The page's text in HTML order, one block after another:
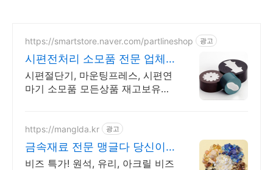
https://smartstore.naver.com/partlineshop 광고
시편전처리 소모품 전문 업체
파트라인!
시편절단기, 마운팅프레스, 시편연
마기 소모품 모든상품 재고보유로
https://manglda.kr 광고
금속재료 전문 맹글다 당신이
찾는 비즈 다 있다!
비즈 특가! 원석, 유리, 아크릴 비즈